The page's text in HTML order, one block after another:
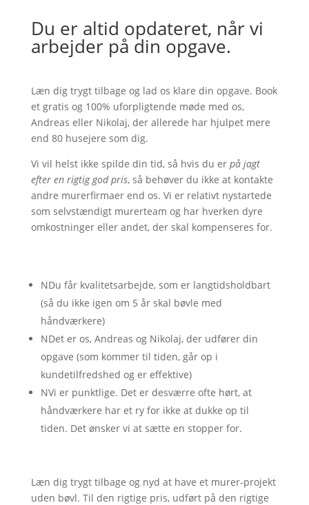
Du er altid opdateret, når vi
arbejder på din opgave.
Læn dig trygt tilbage og lad os klare din opgave. Book
et gratis og 100% uforpligtende møde med os,
Andreas eller Nikolaj, der allerede har hjulpet mere
end 80 husejere som dig.
Vi vil helst ikke spilde din tid, så hvis du er på jagt
efter en rigtig god pris, så behøver du ikke at kontakte
andre murerfirmaer end os. Vi er relativt nystartede
som selvstændigt murerteam og har hverken dyre
omkostninger eller andet, der skal kompenseres for.
NDu får kvalitetsarbejde, som er langtidsholdbart
(så du ikke igen om 5 år skal bøvle med
håndværkere)
NDet er os, Andreas og Nikolaj, der udfører din
opgave (som kommer til tiden, går op i
kundetilfredshed og er effektive)
NVi er punktlige. Det er desværre ofte hørt, at
håndværkere har et ry for ikke at dukke op til
tiden. Det ønsker vi at sætte en stopper for.
Læn dig trygt tilbage og nyd at have et murer-projekt
uden bøvl. Til den rigtige pris, udført på den rigtige